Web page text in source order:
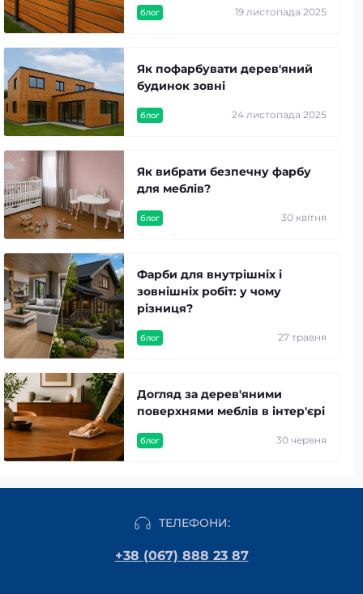
блог 19 листопада 2025
блог 24 листопада 2025
Як пофарбувати дерев'яний
будинок зовні
блог 30 квітня
Як вибрати безпечну фарбу
для меблів?
блог 27 травня
Фарби для внутрішніх і
зовнішніх робіт: у чому
різниця?
блог 30 червня
Догляд за дерев'яними
поверхнями меблів в інтер'єрі
ТЕЛЕФОНИ:
+38 (067) 888 23 87